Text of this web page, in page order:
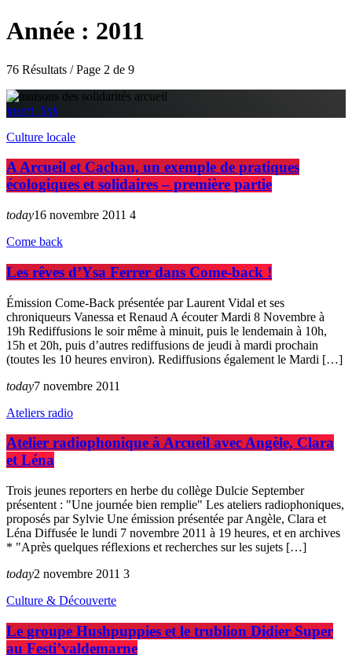
Année : 2011
76 Résultats / Page 2 de 9
insert_link
Culture locale
A Arcueil et Cachan, un exemple de pratiques
écologiques et solidaires – première partie
today16 novembre 2011 4
Come back
Les rêves d’Ysa Ferrer dans Come-back !
Émission Come-Back présentée par Laurent Vidal et ses
chroniqueurs Vanessa et Renaud A écouter Mardi 8 Novembre à
19h Rediffusions le soir même à minuit, puis le lendemain à 10h,
15h et 20h, puis d’autres rediffusions de jeudi à mardi prochain
(toutes les 10 heures environ). Rediffusions également le Mardi […]
today7 novembre 2011
Ateliers radio
Atelier radiophonique à Arcueil avec Angèle, Clara
et Léna
Trois jeunes reporters en herbe du collège Dulcie September
présentent : "Une journée bien remplie" Les ateliers radiophoniques,
proposés par Sylvie Une émission présentée par Angèle, Clara et
Léna Diffusée le lundi 7 novembre 2011 à 19 heures, et en archives
* "Après quelques réflexions et recherches sur les sujets […]
today2 novembre 2011 3
Culture & Découverte
Le groupe Hushpuppies et le trublion Didier Super
au Festi’valdemarne